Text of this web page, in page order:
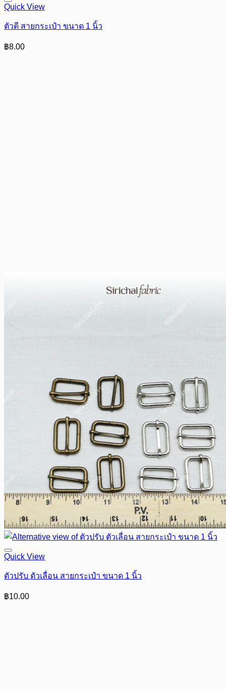
Quick View
ตัวดี สายกระเป๋า ขนาด 1 นิ้ว
฿8.00
Quick View
ตัวปรับ ตัวเลื่อน สายกระเป๋า ขนาด 1 นิ้ว
฿10.00